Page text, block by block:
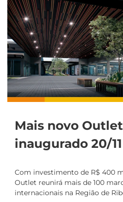
Mais novo
inaugurado 20/11
Com investimento de R$ 400
Outlet reunirá mais de 100
internacionais na Região de